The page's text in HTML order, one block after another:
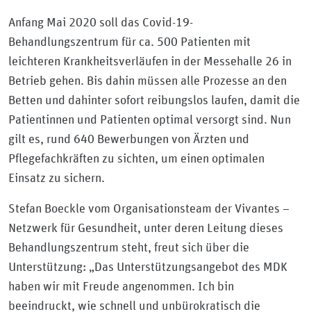
Anfang Mai 2020 soll das Covid-19-
Behandlungszentrum für ca. 500 Patienten mit
leichteren Krankheitsverläufen in der Messehalle 26 in
Betrieb gehen. Bis dahin müssen alle Prozesse an den
Betten und dahinter sofort reibungslos laufen, damit die
Patientinnen und Patienten optimal versorgt sind. Nun
gilt es, rund 640 Bewerbungen von Ärzten und
Pflegefachkräften zu sichten, um einen optimalen
Einsatz zu sichern.
Stefan Boeckle vom Organisationsteam der Vivantes –
Netzwerk für Gesundheit, unter deren Leitung dieses
Behandlungszentrum steht, freut sich über die
Unterstützung: „Das Unterstützungsangebot des MDK
haben wir mit Freude angenommen. Ich bin
beeindruckt, wie schnell und unbürokratisch die